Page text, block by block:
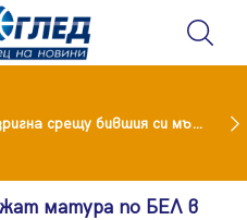
Глория изригна срещу бившия си мъж: Беше със 120-килограмова жена! Искаше бърза печалба...
матура по БЕЛ в